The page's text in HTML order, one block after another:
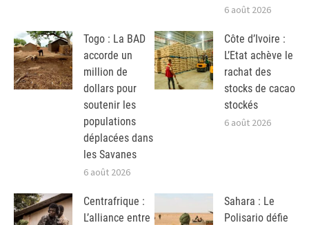
6 août 2026
Togo : La BAD
accorde un
million de
dollars pour
soutenir les
populations
déplacées dans
les Savanes
6 août 2026
Côte d’Ivoire :
L’Etat achève le
rachat des
stocks de cacao
stockés
6 août 2026
Centrafrique :
L’alliance entre
Sahara : Le
Polisario défie